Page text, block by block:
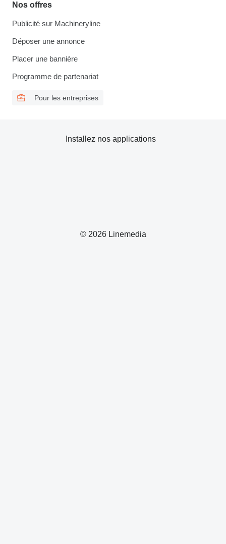
Nos offres
Publicité sur Machineryline
Déposer une annonce
Placer une bannière
Programme de partenariat
Pour les entreprises
© 2026 Linemedia
Installez nos applications